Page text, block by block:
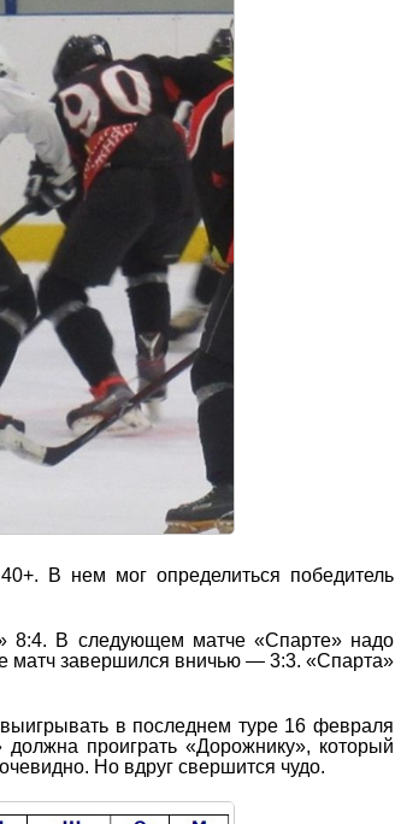
В нем мог определиться победитель
8:4. В следующем матче «Спарте» надо
матч завершился вничью — 3:3. «Спарта»
в последнем туре 16 февраля
проиграть «Дорожнику», который
Но вдруг свершится чудо.